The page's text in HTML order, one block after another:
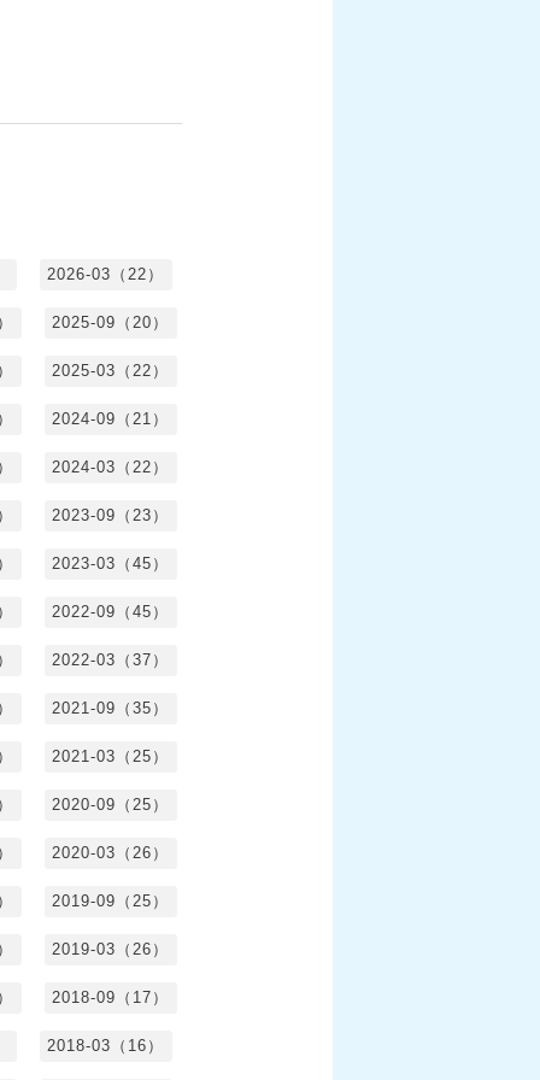
2026-03（22）
2025-09（20）
2025-03（22）
2024-09（21）
2024-03（22）
2023-09（23）
2023-03（45）
2022-09（45）
2022-03（37）
2021-09（35）
2021-03（25）
2020-09（25）
2020-03（26）
2019-09（25）
2019-03（26）
2018-09（17）
2018-03（16）